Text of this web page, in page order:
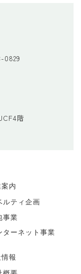
0829
階
内
ルティ企画
事業
ターネット事業
報